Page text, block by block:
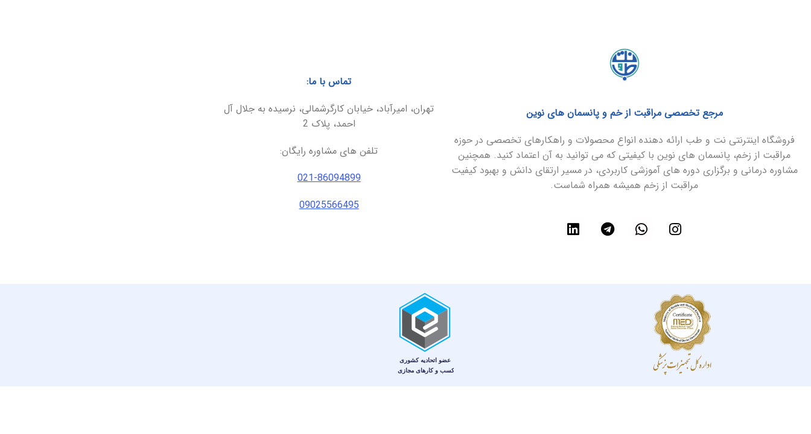
مرجع تخصصی مراقبت از خم و پانسمان های نوین
فروشگاه اینترنتی نت و طب ارائه دهنده انواع محصولات و راهکارهای تخصصی در حوزه
مراقبت از زخم، پانسمان های نوین با کیفیتی که می توانید به آن اعتماد کنید. همچنین
مشاوره درمانی و برگزاری دوره های آموزشی کاربردی، در مسیر ارتقای دانش و بهبود کیفیت
مراقبت از زخم همیشه همراه شماست.
تماس با ما:
تهران، امیرآباد، خیابان کارگرشمالی، نرسیده به جلال آل
احمد، پلاک 2
تلفن های مشاوره رایگان:
021-86094899
09025566495